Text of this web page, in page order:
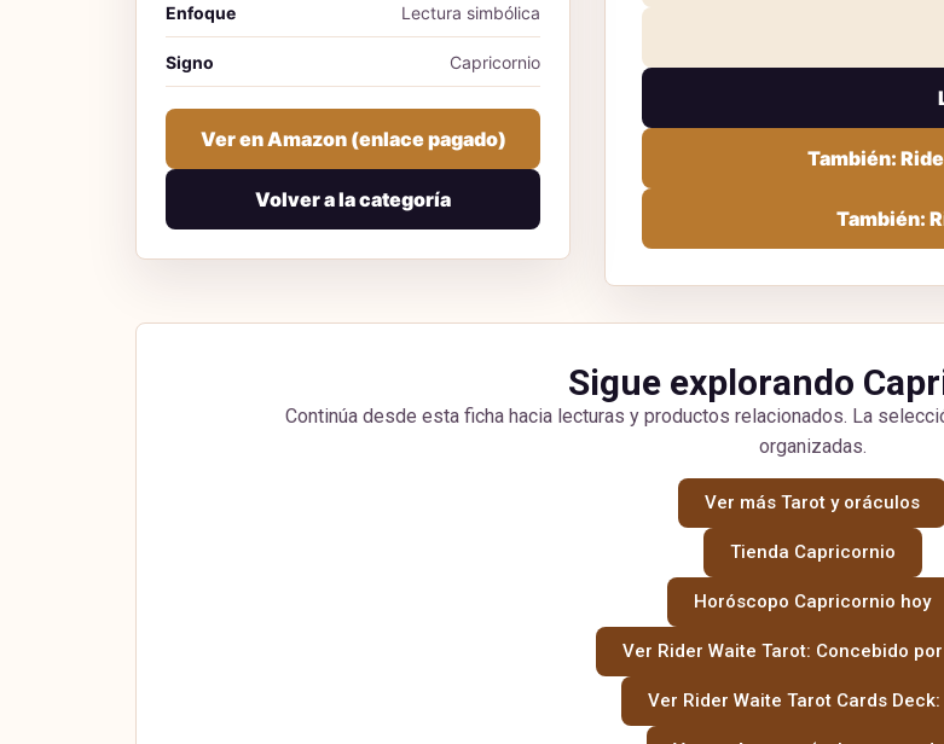
Enfoque Lectura simbólica
Signo Capricornio
Ver en Amazon (enlace pagado)
Volver a la categoría
También:
También:
Sigue explorando
Continúa desde esta ficha hacia lecturas y productos relacionados. La
organizadas.
Ver más Tarot y oráculos
Tienda Capricornio
Horóscopo Capricornio hoy
Ver Rider Waite Tarot: Concebido
Ver Rider Waite Tarot Cards Deck: